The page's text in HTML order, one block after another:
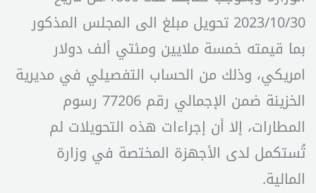
2023/10/30 تحويل مبلغ الى المجلس المذكور
بما قيمته خمسة ملايين ومئتي ألف دولار
امريكي، وذلك من الحساب التفصيلي في مديرية
الخزينة ضمن الإجمالي رقم 77206 رسوم
المطارات، إلا أن إجراءات هذه التحويلات لم
تُستكمل لدى الأجهزة المختصة في وزارة
المالية.